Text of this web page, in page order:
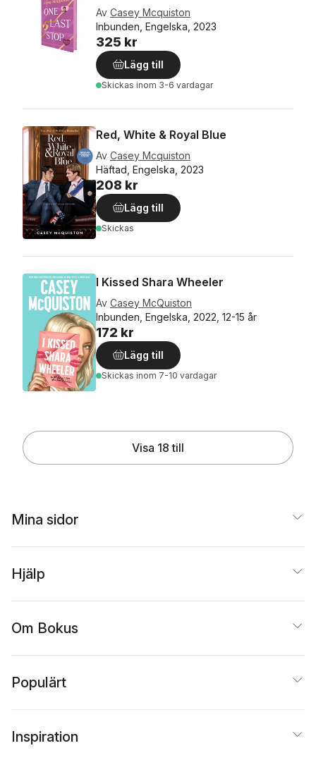
Av Casey Mcquiston
Inbunden, Engelska, 2023
325 kr
Lägg till
Skickas inom 3-6 vardagar
Red, White & Royal Blue
Av Casey Mcquiston
Häftad, Engelska, 2023
208 kr
Lägg till
Skickas
I Kissed Shara Wheeler
Av Casey McQuiston
Inbunden, Engelska, 2022, 12-15 år
172 kr
Lägg till
Skickas inom 7-10 vardagar
Visa 18 till
Mina sidor
Hjälp
Om Bokus
Populärt
Inspiration